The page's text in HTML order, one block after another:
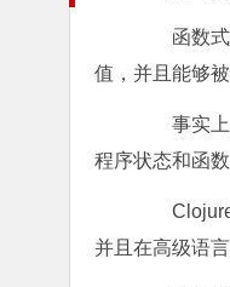
函数式编
值，并且能够
事实上，
程序状态和函
Clojure
并且在高级语